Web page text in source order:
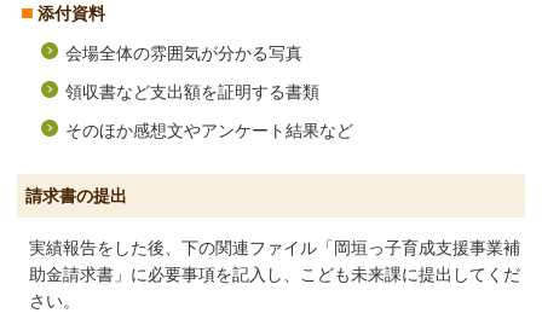
添付資料
会場全体の雰囲気が分かる写真
領収書など支出額を証明する書類
そのほか感想文やアンケート結果など
請求書の提出
実績報告をした後、下の関連ファイル「岡垣っ子育成支援事業補
助金請求書」に必要事項を記入し、こども未来課に提出してくだ
さい。